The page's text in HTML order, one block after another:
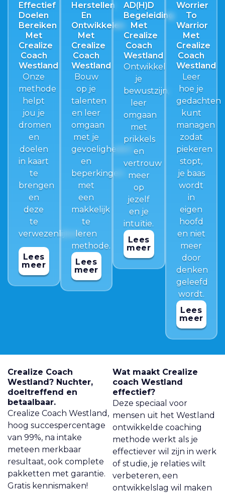
Effectief
Doelen
Bereiken
Met
Crealize
Coach
Westland
Onze
methode
helpt
jou je
dromen
en
doelen
in kaart
te
brengen
en
deze
te
verwezenlijken.
Lees
meer
Herstellen
En
Ontwikkelen
Met
Crealize
Coach
Westland
Bouw
op je
talenten
en leer
omgaan
met je
gevoeligheden
en
beperkingen
met
een
makkelijk
te
leren
methode.
Lees
meer
AD(H)D
Begeleiding
Met
Crealize
Coach
Westland
Ontwikkel
je
bewustzijn,
leer
omgaan
met
prikkels
en
vertrouw
meer
op
jezelf
en je
intuïtie.
Lees
meer
Worrier
To
Warrior
Met
Crealize
Coach
Westland
Leer
hoe je
gedachten
kunt
managen
zodat
piekeren
stopt,
je baas
wordt
in
eigen
hoofd
en niet
meer
door
denken
geleefd
wordt.
Lees
meer
Crealize Coach
Westland? Nuchter,
doeltreffend en
betaalbaar.
Crealize Coach Westland,
hoog succespercentage
van 99%, na intake
meteen merkbaar
resultaat, ook complete
pakketten met garantie.
Gratis kennismaken!
Wat maakt Crealize
coach Westland
effectief?
Deze speciaal voor
mensen uit het Westland
ontwikkelde coaching
methode werkt als je
effectiever wil zijn in werk
of studie, je relaties wilt
verbeteren, een
ontwikkelslag wil maken